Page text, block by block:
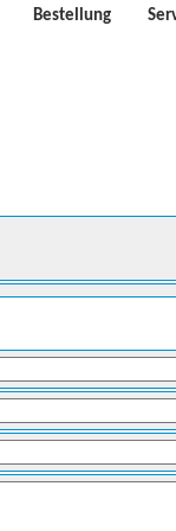
Bestellung